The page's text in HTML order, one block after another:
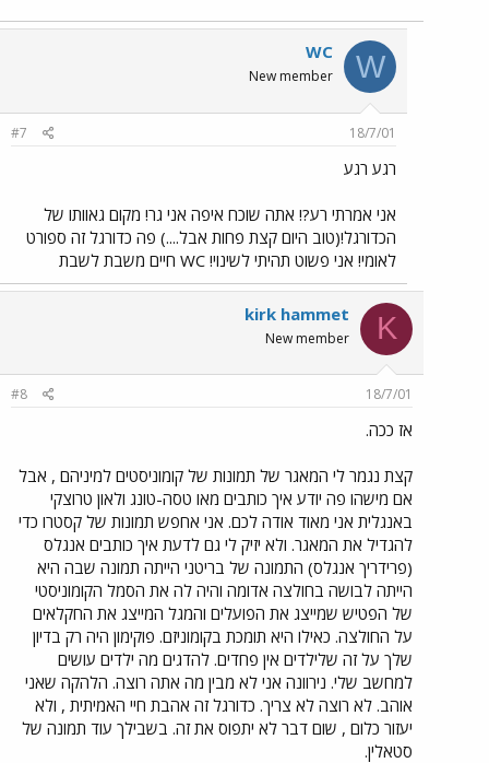
W
WC
New member
18/7/01
#7
רגע רגע
אני אמרתי רע?! אתה שוכח איפה אני גר! מקום גאוותו של
הכדורגל!(טוב היום קצת פחות אבל....) פה כדורגל זה ספורט
לאומי! אני פשוט תהיתי לשינוי! WC חיים משבת לשבת
K
kirk hammet
New member
18/7/01
#8
אז ככה.
קצת נגמר לי המאגר של תמונות של קומוניסטים למיניהם , אבל
אם מישהו פה יודע איך כותבים מאו טסה-טונג ולאון טרוצקי
באנגלית אני מאוד אודה לכם. אני אחפש תמונות של קסטרו כדי
להגדיל את המאגר. ולא יזיק לי גם לדעת איך כותבים אנגלס
(פרידריך אנגלס) התמונה של בריטני הייתה תמונה שבה היא
הייתה לבושה בחולצה אדומה והיה לה את הסמל הקומוניסטי
של הפטיש שמייצג את הפועלים והמגל המייצג את החקלאים
על החולצה. כאילו היא תומכת בקומוניזם. פוקימון היה רק בדיון
שלך על זה שלילדים אין פחדים. להדגים מה ילדים עושים
למחשב שלי. נירוונה אני לא מבין מה אתה רוצה. הלהקה שאני
אוהב. לא רוצה לא צריך. כדורגל זה אהבת חיי האמיתית , ולא
יעזור כלום , שום דבר לא יתפוס את זה. בשבילך עוד תמונה של
סטאלין.